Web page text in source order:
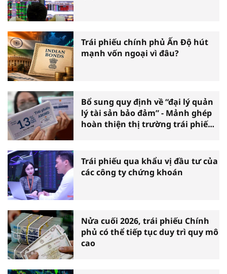
Trái phiếu chính phủ Ấn Độ hút
mạnh vốn ngoại vì đâu?
Bổ sung quy định về “đại lý quản
lý tài sản bảo đảm” - Mảnh ghép
hoàn thiện thị trường trái phiếu
Trái phiếu qua khẩu vị đầu tư của
các công ty chứng khoán
Nửa cuối 2026, trái phiếu Chính
phủ có thể tiếp tục duy trì quy mô
cao